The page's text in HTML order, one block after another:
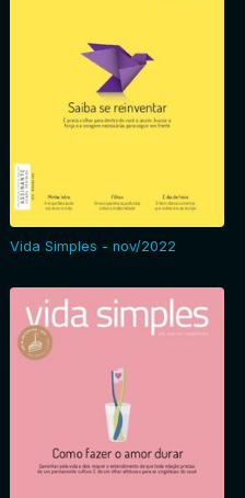
Vida Simples - nov/2022